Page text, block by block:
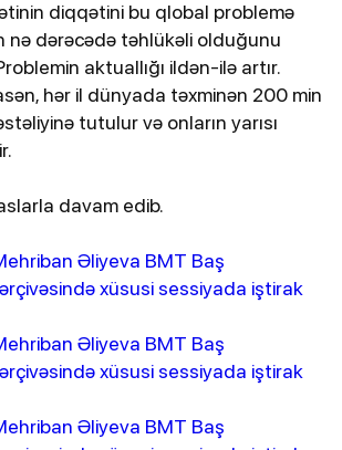
diqqətini bu qlobal problemə
nə dərəcədə təhlükəli olduğunu
aktuallığı ildən-ilə artır.
hər il dünyada təxminən 200 min
tutulur və onların yarısı
davam edib.